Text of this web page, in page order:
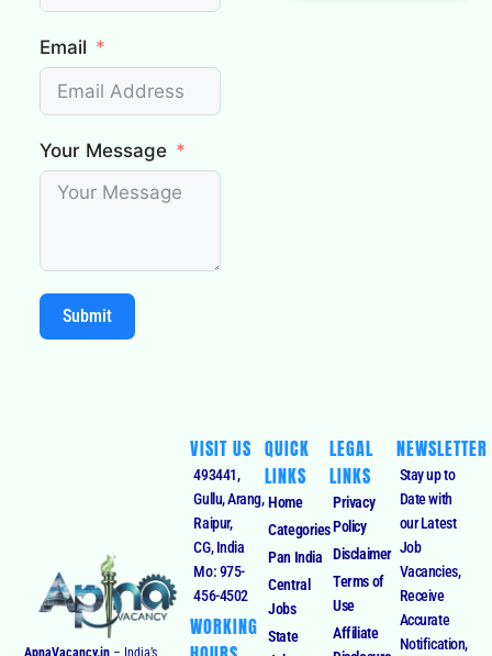
Email
Your Message
Submit
ApnaVacancy.in – India’s
VISIT US
493441,
Gullu, Arang,
Raipur,
CG, India
Mo: 975-
456-4502
WORKING
QUICK
LINKS
Home
Categories
Pan India
Central
Jobs
State
LEGAL
LINKS
Privacy
Policy
Disclaimer
Terms of
Use
Affiliate
NEWSLETTER
Stay up to
Date with
our Latest
Job
Vacancies,
Receive
Accurate
Notification,